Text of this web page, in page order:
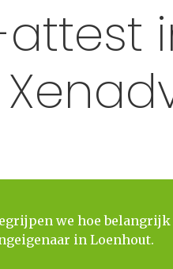
attest
we hoe belangrijk
in Loenhout.